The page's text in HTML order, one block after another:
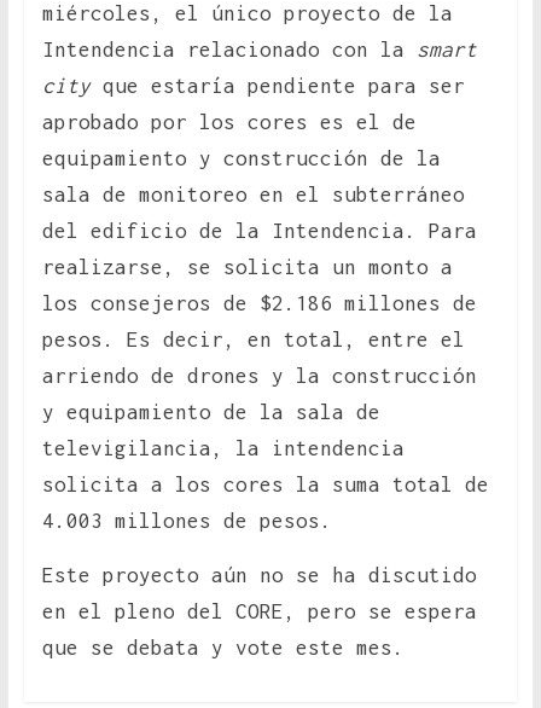
miércoles, el único proyecto de la
Intendencia relacionado con la smart
cityque estaría pendiente para ser
aprobado por los cores es el de
equipamiento y construcción de la
sala de monitoreo en el subterráneo
del edificio de la Intendencia. Para
realizarse, se solicita un monto a
los consejeros de $2.186 millones de
pesos. Es decir, en total, entre el
arriendo de drones y la construcción
y equipamiento de la sala de
televigilancia, la intendencia
solicita a los cores la suma total de
4.003 millones de pesos.
Este proyecto aún no se ha discutido
en el pleno del CORE, pero se espera
que se debata y vote este mes.